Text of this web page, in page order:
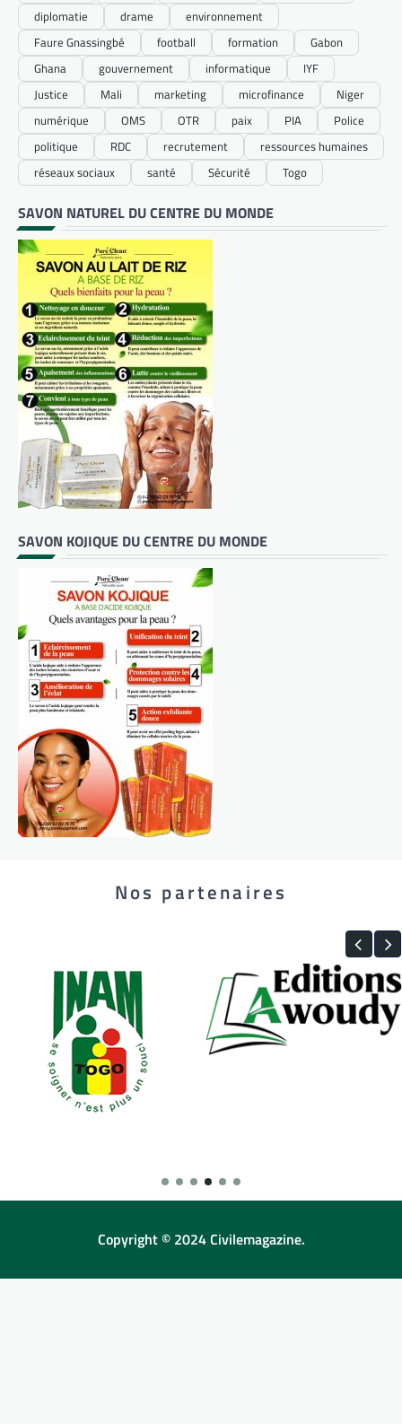
diplomatie
drame
environnement
Faure Gnassingbé
football formation
Gabon
Ghana
gouvernement informatique
IYF
Justice
Mali marketing microfinance
Niger
numérique
OMS OTR paix PIA
Police
politique
RDC recrutement
ressources humaines
réseaux sociaux
santé Sécurité Togo
SAVON NATUREL DU CENTRE DU MONDE
SAVON KOJIQUE DU CENTRE DU MONDE
Nos partenaires
Copyright © 2024 Civilemagazine.